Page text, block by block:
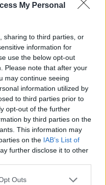
My Personal
sharing to third parties, or
information for
use the below opt-out
Please note that after your
may continue seeing
information utilized by
to third parties prior to
opt-out of the further
by third parties on the
This information may
on the IAB’s List of
further disclose it to other
uses one or more Google
Outs
18·11·2019 09:12
18·11·2019 08:37
Δεν τους βγάκαν τα
σεξουαλική τους
πούμε ότι έριξαν και
της τροχαίας Αγίας